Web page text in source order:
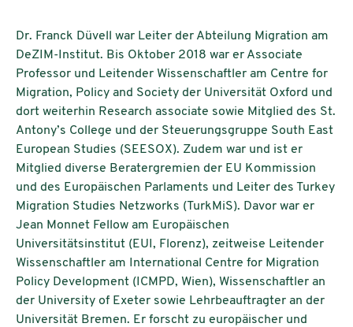
Dr. Franck Düvell war Leiter der Abteilung Migration am
DeZIM-Institut. Bis Oktober 2018 war er Associate
Professor und Leitender Wissenschaftler am Centre for
Migration, Policy and Society der Universität Oxford und
dort weiterhin Research associate sowie Mitglied des St.
Antony’s College und der Steuerungsgruppe South East
European Studies (SEESOX). Zudem war und ist er
Mitglied diverse Beratergremien der EU Kommission
und des Europäischen Parlaments und Leiter des Turkey
Migration Studies Netzworks (TurkMiS). Davor war er
Jean Monnet Fellow am Europäischen
Universitätsinstitut (EUI, Florenz), zeitweise Leitender
Wissenschaftler am International Centre for Migration
Policy Development (ICMPD, Wien), Wissenschaftler an
der University of Exeter sowie Lehrbeauftragter an der
Universität Bremen. Er forscht zu europäischer und